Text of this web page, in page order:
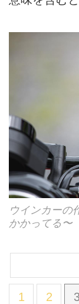
ウインカーの
かかってる〜
1 2 3